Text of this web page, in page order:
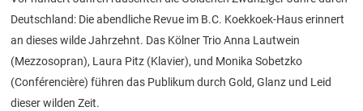
Deutschland: Die abendliche Revue im B.C. Koekkoek-Haus erinnert
an dieses wilde Jahrzehnt. Das Kölner Trio Anna Lautwein
(Mezzosopran), Laura Pitz (Klavier), und Monika Sobetzko
(Conférencière) führen das Publikum durch Gold, Glanz und Leid
dieser wilden Zeit.